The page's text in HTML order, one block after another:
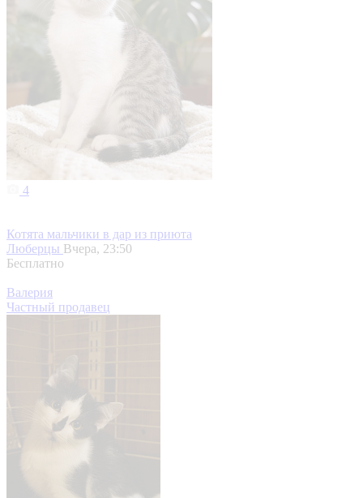
4
Котята мальчики в дар из приюта
Люберцы Вчера, 23:50
Бесплатно
Валерия
Частный продавец